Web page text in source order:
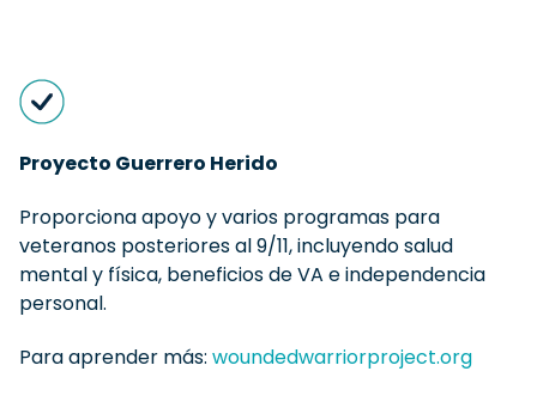
Proyecto Guerrero Herido
Proporciona apoyo y varios programas para
veteranos posteriores al 9/11, incluyendo salud
mental y física, beneficios de VA e independencia
personal.
Para aprender más: woundedwarriorproject.org